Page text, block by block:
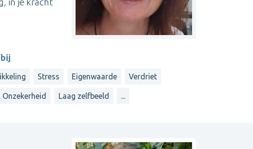
Stress Eigenwaarde Verdriet
Onzekerheid Laag zelfbeeld ...